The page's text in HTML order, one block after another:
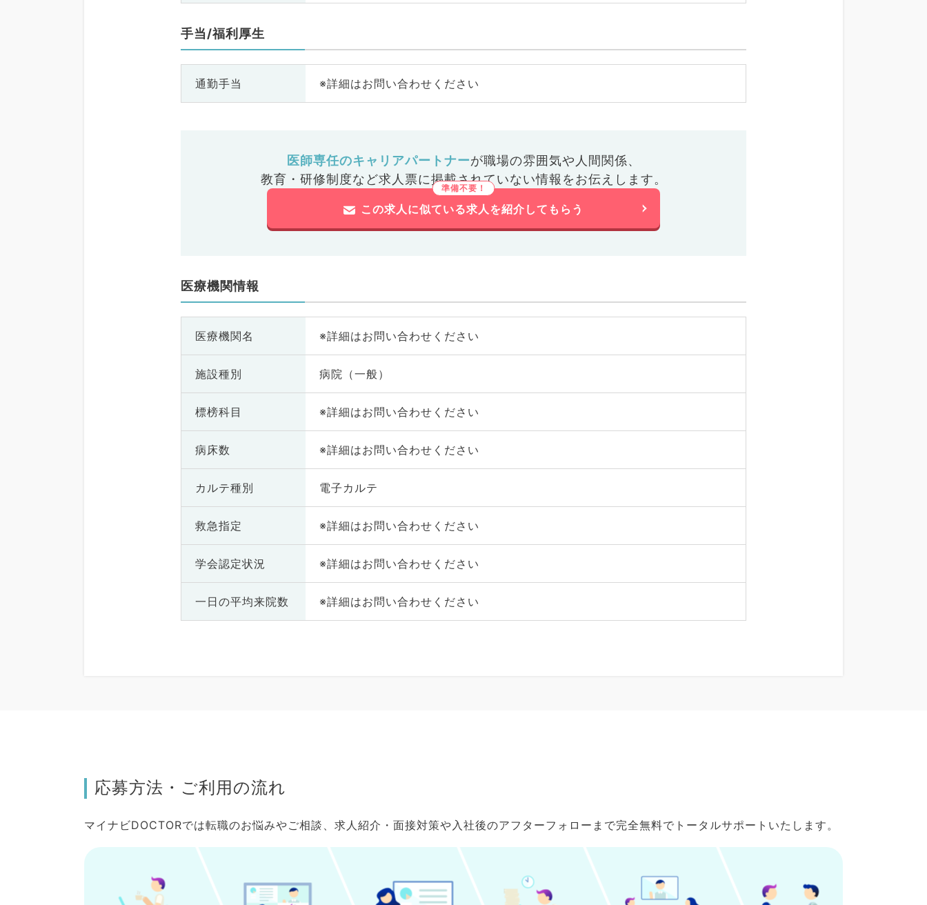
手当/福利厚生
通勤手当 ※詳細はお問い合わせください
医師専任のキャリアパートナーが職場の雰囲気や人間関係、
教育・研修制度など求人票に掲載されていない情報をお伝えします。
この求人に似ている求人を紹介してもらう
医療機関情報
医療機関名 ※詳細はお問い合わせください
施設種別 病院（一般）
標榜科目 ※詳細はお問い合わせください
病床数 ※詳細はお問い合わせください
カルテ種別 電子カルテ
救急指定 ※詳細はお問い合わせください
学会認定状況 ※詳細はお問い合わせください
一日の平均来院数 ※詳細はお問い合わせください
応募方法・ご利用の流れ
マイナビDOCTORでは転職のお悩みやご相談、求人紹介・面接対策や入社後のアフターフォローまで完全無料でトータルサポートいたします。